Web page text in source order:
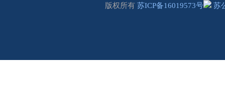
版权所有 苏ICP备16019573号 苏